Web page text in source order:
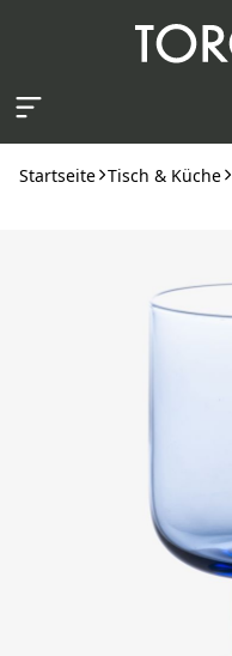
Startseite Tisch & Küche